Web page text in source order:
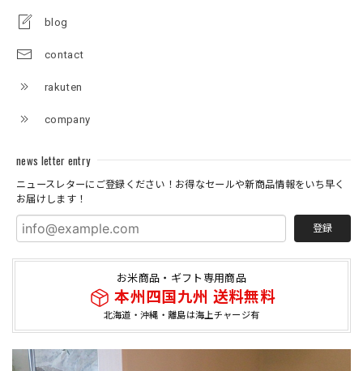
blog
contact
rakuten
company
news letter entry
ニュースレターにご登録ください！お得なセールや新商品情報をいち早く
お届けします！
登録
お米商品・ギフト専用商品
本州四国九州 送料無料
北海道・沖縄・離島は海上チャージ有